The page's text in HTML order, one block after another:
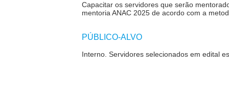
Capacitar os servidores que serão
mentoria ANAC 2025 de acordo com a
PÚBLICO-ALVO
Interno. Servidores selecionados em edital